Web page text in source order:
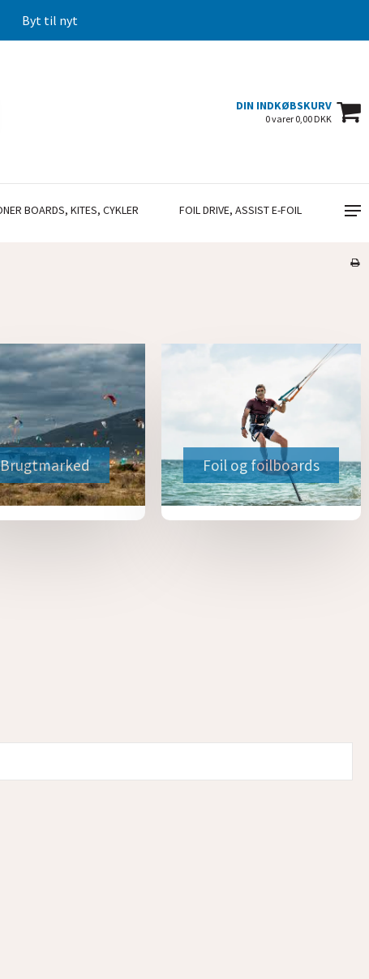
Byt til nyt
DIN INDKØBSKURV
0 varer 0,00 DKK
BOARDS, KITES, CYKLER FOIL DRIVE, ASSIST E-FOIL
Brugtmarked Foil og foilboards